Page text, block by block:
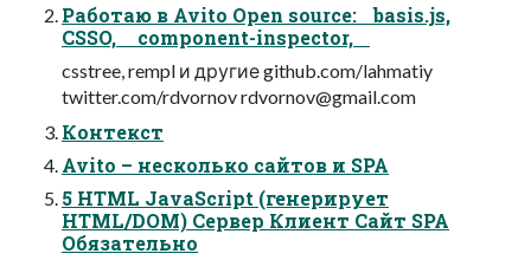
Работаю в Avito Open source: basis.js,
CSSO, component-inspector,
csstree, rempl и другие github.com/lahmatiy
twitter.com/rdvornovrdvornov@gmail.com
Контекст
Avito – несколько сайтов и SPA
5 HTML JavaScript (генерирует
HTML/DOM) Сервер Клиент Сайт SPA
Обязательно